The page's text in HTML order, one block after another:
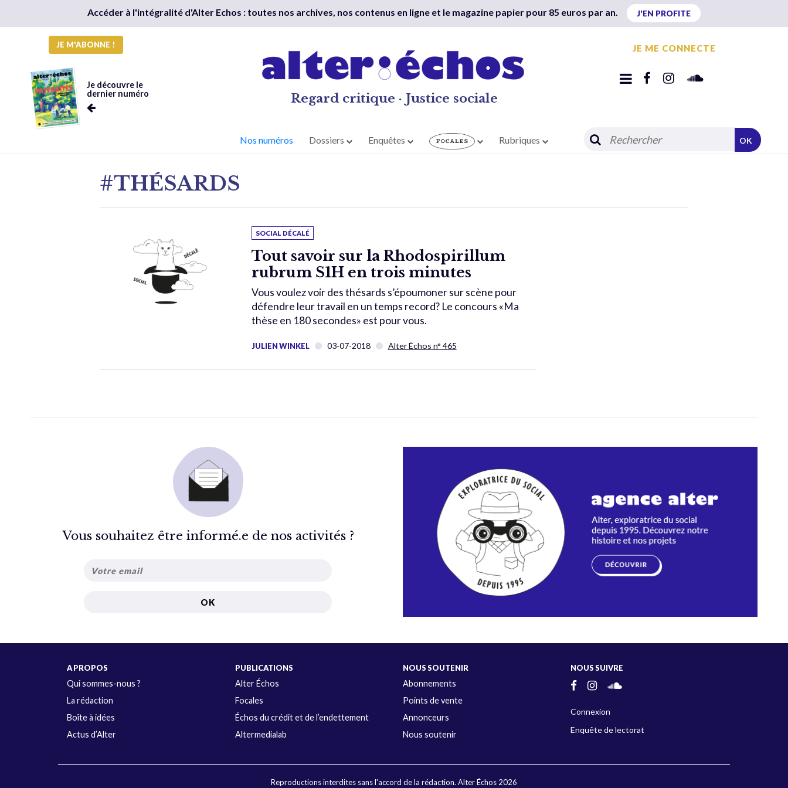
Accéder à l'intégralité d'Alter Echos : toutes nos archives, nos contenus en ligne et le magazine papier pour 85 euros par an. J'EN PROFITE
JE M'ABONNE !
Je découvre le
dernier numéro
Regard critique · Justice sociale
JE ME CONNECTE
Nos numéros Dossiers Enquêtes Rubriques OK
#THÉSARDS
SOCIAL DÉCALÉ
Tout savoir sur la Rhodospirillum
rubrum S1H en trois minutes
Vous voulez voir des thésards s’époumoner sur scène pour
défendre leur travail en un temps record? Le concours «Ma
thèse en 180 secondes» est pour vous.
JULIEN WINKEL 03-07-2018 Alter Échos n° 465
Vous souhaitez être informé.e de nos activités ?
A PROPOS
Qui sommes-nous ?
La rédaction
Boîte à idées
Actus d’Alter
PUBLICATIONS
Alter Échos
Focales
Échos du crédit et de l’endettement
Altermedialab
NOUS SOUTENIR
Abonnements
Points de vente
Annonceurs
Nous soutenir
NOUS SUIVRE
Connexion
Enquête de lectorat
Reproductions interdites sans l'accord de la rédaction. Alter Échos 2026